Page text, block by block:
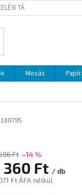
TÁJÉKOZTATÓ
Mosás
Ft –14 %
360 Ft / db
Ft ÁFA nélkül